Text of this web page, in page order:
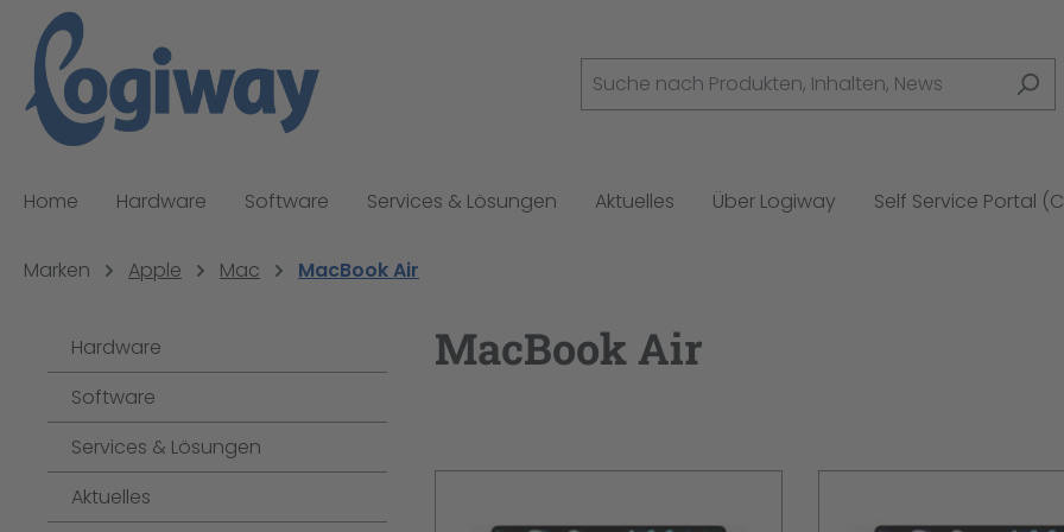
Home Hardware Software Services & Lösungen Aktuelles Über Logiway Self Service Portal
Marken Apple Mac MacBook Air
Hardware
Software
Services & Lösungen
Aktuelles
MacBook Air